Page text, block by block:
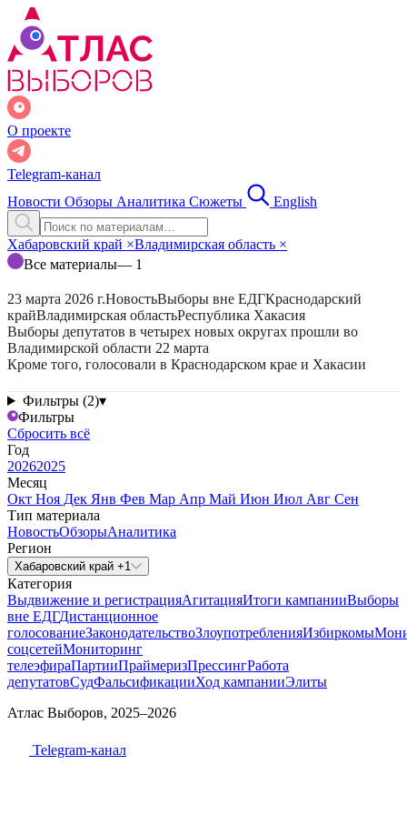
О проекте
Telegram-канал
Новости Обзоры Аналитика Сюжеты English
Хабаровский край ×Владимирская область ×
Все материалы— 1
23 марта 2026 г.НовостьВыборы вне ЕДГКраснодарский
крайВладимирская областьРеспублика Хакасия
Выборы депутатов в четырех новых округах прошли во
Владимирской области 22 марта
Кроме того, голосовали в Краснодарском крае и Хакасии
Фильтры (2)▾
Фильтры
Сбросить всё
Год
20262025
Месяц
Окт Ноя Дек Янв Фев Мар Апр Май Июн Июл Авг Сен
Тип материала
НовостьОбзорыАналитика
Регион
Хабаровский край +1
Категория
Выдвижение и регистрацияАгитацияИтоги кампанииВыборы
вне ЕДГДистанционное
голосованиеЗаконодательствоЗлоупотребленияИзбиркомы
соцсетейМониторинг
телеэфираПартииПраймеризПрессингРабота
депутатовСудФальсификацииХод кампанииЭлиты
Атлас Выборов, 2025–2026
Telegram-канал